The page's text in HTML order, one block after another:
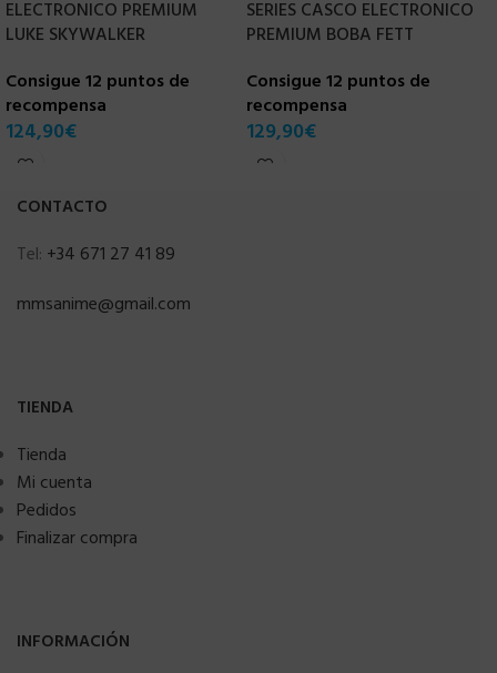
ELECTRONICO PREMIUM
LUKE SKYWALKER
Consigue 12 puntos de
recompensa
124,90€
SERIES CASCO ELECTRONICO
PREMIUM BOBA FETT
Consigue 12 puntos de
recompensa
129,90€
CONTACTO
Tel: +34 671 27 41 89
mmsanime@gmail.com
TIENDA
Tienda
Mi cuenta
Pedidos
Finalizar compra
INFORMACIÓN